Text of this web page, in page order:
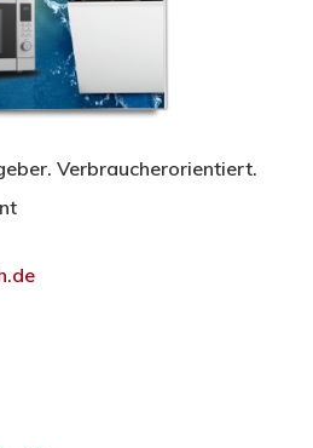
Verbraucherorientiert.